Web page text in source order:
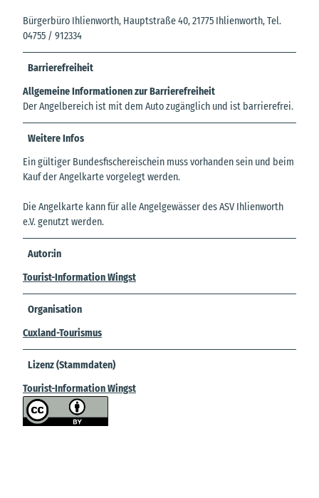
Bürgerbüro Ihlienworth, Hauptstraße 40, 21775 Ihlienworth, Tel.
04755 / 912334
Barrierefreiheit
Allgemeine Informationen zur Barrierefreiheit
Der Angelbereich ist mit dem Auto zugänglich und ist barrierefrei.
Weitere Infos
Ein gültiger Bundesfischereischein muss vorhanden sein und beim
Kauf der Angelkarte vorgelegt werden.
Die Angelkarte kann für alle Angelgewässer des ASV Ihlienworth
e.V. genutzt werden.
Autor:in
Tourist-Information Wingst
Organisation
Cuxland-Tourismus
Lizenz (Stammdaten)
Tourist-Information Wingst